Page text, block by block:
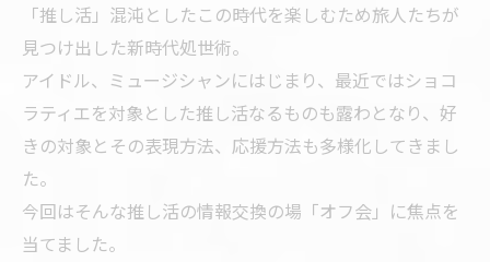
「推し活」混沌としたこの時代を楽しむため旅人たちが
見つけ出した新時代処世術。
アイドル、ミュージシャンにはじまり、最近ではショコ
ラティエを対象とした推し活なるものも露わとなり、好
きの対象とその表現方法、応援方法も多様化してきまし
た。
今回はそんな推し活の情報交換の場「オフ会」に焦点を
当てました。